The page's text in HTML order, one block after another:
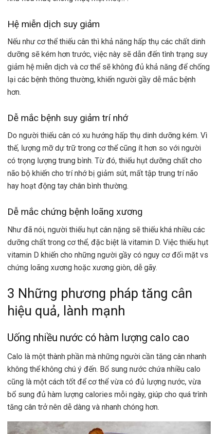
Hệ miễn dịch suy giảm
Nếu như cơ thể thiếu cân thì khả năng hấp thụ các chất dinh
dưỡng sẽ kém hơn trước, việc này sẽ dẫn đến tình trạng suy
giảm hệ miễn dịch và cơ thể sẽ không đủ khả năng để chống
lại các bệnh thông thường, khiến người gầy dễ mắc bệnh
hơn.
Dễ mắc bệnh suy giảm trí nhớ
Do người thiếu cân có xu hướng hấp thụ dinh dưỡng kém. Vì
thế, lượng mỡ dự trữ trong cơ thể cũng ít hơn so với người
có trọng lượng trung bình. Từ đó, thiếu hụt dưỡng chất cho
não bộ khiến cho trí nhớ bị giảm sút, mất tập trung trí não
hay hoạt động tay chân bình thường.
Dễ mắc chứng bệnh loãng xương
Như đã nói, người thiếu hụt cân nặng sẽ thiếu khá nhiều các
dưỡng chất trong cơ thể, đặc biệt là vitamin D. Việc thiếu hụt
vitamin D khiến cho những người gầy có nguy cơ đối mặt vs
chứng loãng xương hoặc xương giòn, dễ gãy.
3 Những phương pháp tăng cân
hiệu quả, lành mạnh
Uống nhiều nước có hàm lượng calo cao
Calo là một thành phần mà những người cần tăng cân nhanh
không thể không chú ý đến. Bổ sung nước chứa nhiều calo
cũng là một cách tốt để cơ thể vừa có đủ lượng nước, vừa
bổ sung đủ hàm lượng calories mỗi ngày, giúp cho quá trình
tăng cân trở nên dễ dàng và nhanh chóng hơn.